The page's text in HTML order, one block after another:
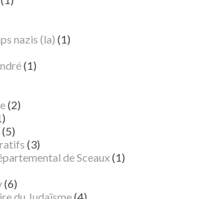
nazis (la) (1)
(1)
(2)
(5)
(3)
de Sceaux(1)
(6)